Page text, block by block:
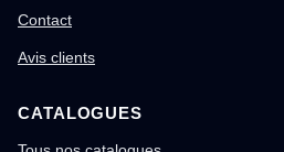
Contact
Avis clients
CATALOGUES